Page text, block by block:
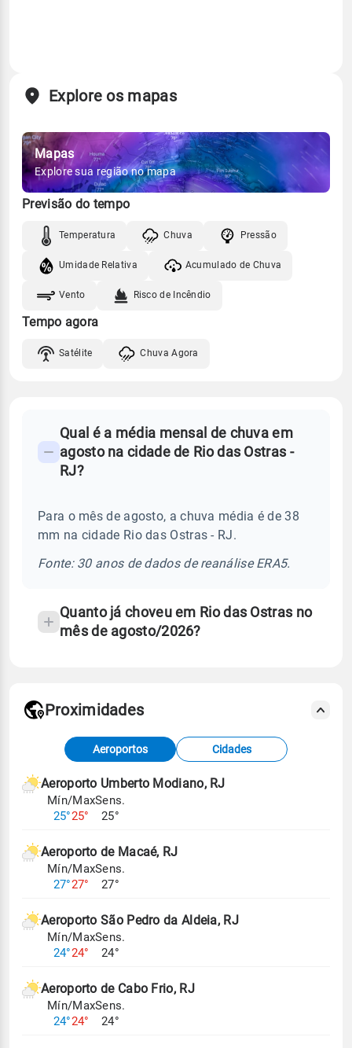
Explore os mapas
Mapas
Explore sua região no mapa
Previsão do tempo
Temperatura Chuva Pressão
Umidade Relativa Acumulado de Chuva
Vento Risco de Incêndio
Tempo agora
Satélite Chuva Agora
Perguntas
frequentes
chuva
temperatura
Qual é a média mensal de chuva em
agosto na cidade de Rio das Ostras -
RJ?
Para o mês de agosto, a chuva média é de 38
mm na cidade Rio das Ostras - RJ.
Fonte: 30 anos de dados de reanálise ERA5.
Quanto já choveu em Rio das Ostras no
mês de agosto/2026?
Fonte: dados combinados de estações
meteorológicas e satélite do Centro de Previsão
de Tempo e Estudos Climáticos (CPTEC).
Para obter mais informações sobre os dados
Proximidades
Aeroportos Cidades
Aeroporto Umberto Modiano, RJ
Mín/Max
25°25°
Sens.
25°
Aeroporto de Macaé, RJ
Mín/Max
27°27°
Sens.
27°
Aeroporto São Pedro da Aldeia, RJ
Mín/Max
24°24°
Sens.
24°
Aeroporto de Cabo Frio, RJ
Mín/Max
24°24°
Sens.
24°